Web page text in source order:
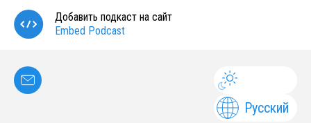
Добавить подкаст на сайт
Embed Podcast
Русский